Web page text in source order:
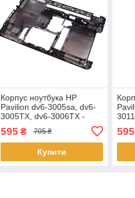
Корпус ноутбука HP
Pavilion dv6-3005sa, dv6-
3005TX, dv6-3006TX -
частина, піддон, корито)
595₴ 705 ₴
Купити
595